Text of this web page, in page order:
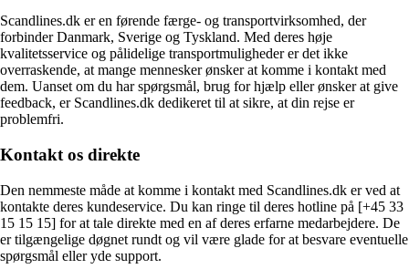
Scandlines.dk er en førende færge- og transportvirksomhed, der
forbinder Danmark, Sverige og Tyskland. Med deres høje
kvalitetsservice og pålidelige transportmuligheder er det ikke
overraskende, at mange mennesker ønsker at komme i kontakt med
dem. Uanset om du har spørgsmål, brug for hjælp eller ønsker at give
feedback, er Scandlines.dk dedikeret til at sikre, at din rejse er
problemfri.
Kontakt os direkte
Den nemmeste måde at komme i kontakt med Scandlines.dk er ved at
kontakte deres kundeservice. Du kan ringe til deres hotline på [+45 33
15 15 15] for at tale direkte med en af deres erfarne medarbejdere. De
er tilgængelige døgnet rundt og vil være glade for at besvare eventuelle
spørgsmål eller yde support.